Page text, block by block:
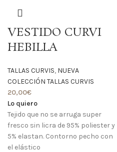
VESTIDO CURVI
HEBILLA
TALLAS CURVIS, NUEVA
COLECCIÓN TALLAS CURVIS
20,00€
Lo quiero
Tejido que no se arruga super
fresco sin licra de 95% poliester y
5% elastan. Contorno pecho con
el elástico